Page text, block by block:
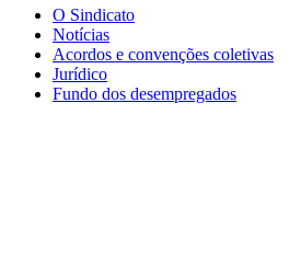
São
Paulo
Sindicato
O Sindicato
Notícias
Acordos e convenções coletivas
Jurídico
Fundo dos desempregados